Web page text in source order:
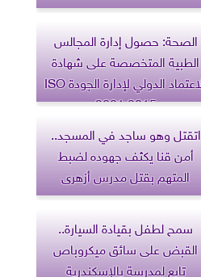
الصحة: حصول إدارة المجالس
الطبية المتخصصة على شهادة
الاعتماد الدولي لإدارة الجودة ISO
9001:2015
اتقتل وهو ساجد في المسجد..
أمن قنا يكثف جهوده لضبط
المتهم بقتل مدرس أزهرى
سمح لطفل بقيادة السيارة..
القبض على سائق ميكروباص
تابع لمدرسة بالإسكندرية